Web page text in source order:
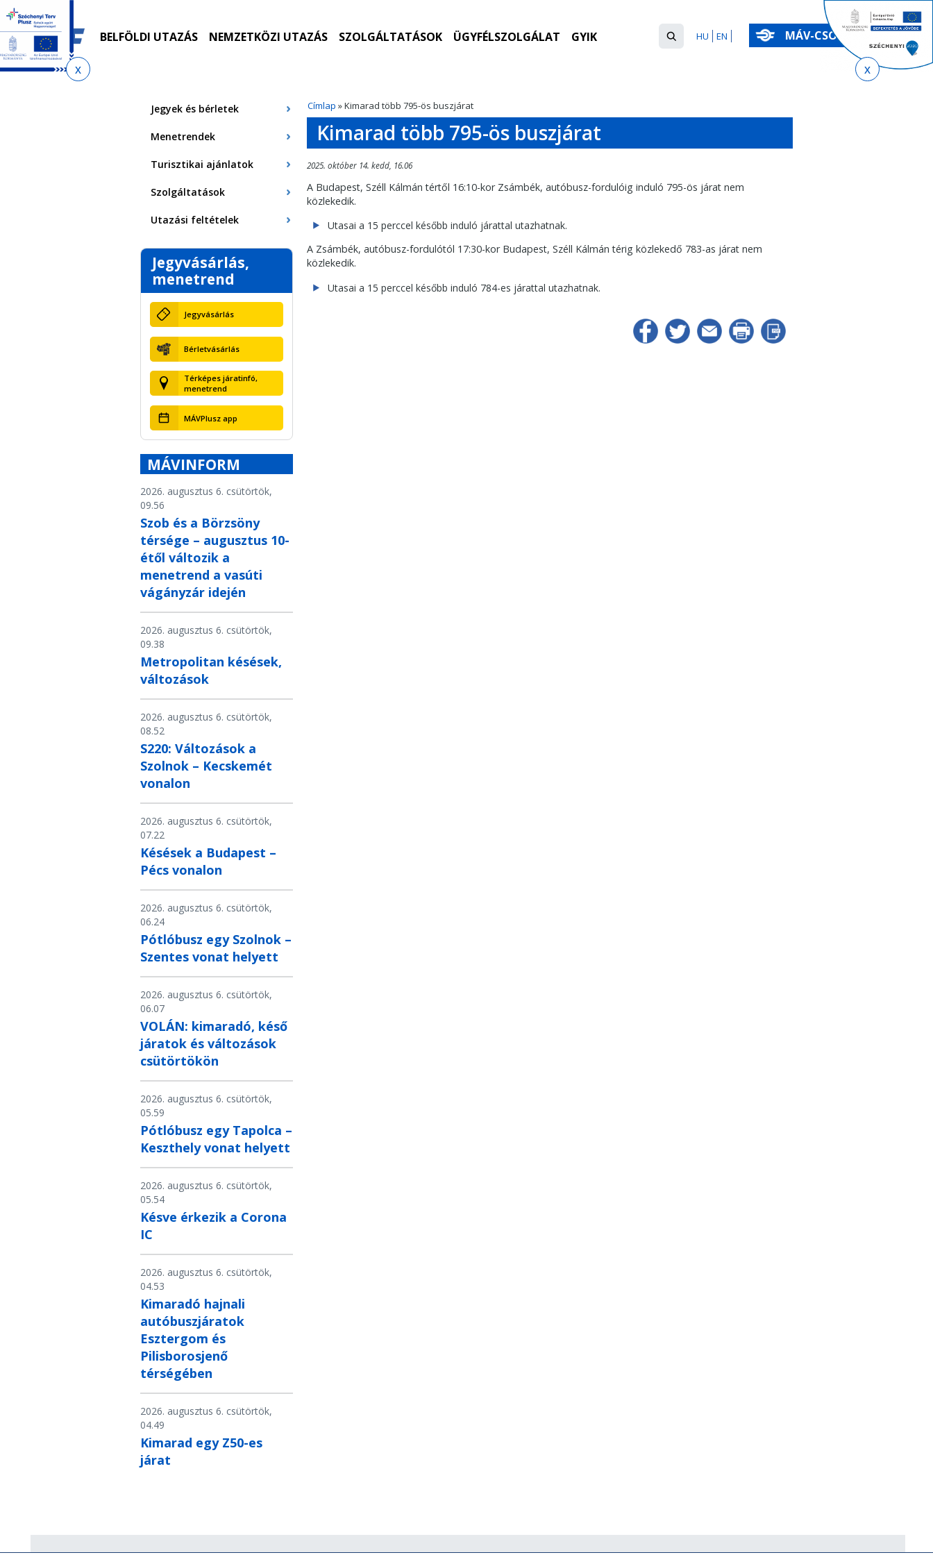
Ugrás
menetrendkeresőhöz
Ugrás
az
almenühöz
Ugrás
tartalomra
Ugrás
az
oldaltérképre
BELFÖLDI UTAZÁS NEMZETKÖZI UTAZÁS SZOLGÁLTATÁSOK ÜGYFÉLSZOLGÁLAT GYIK EN
HU
Keresés
űrlap
Keresés
MÁV-CSOPORT
Címlap » Kimarad több 795-ös buszjárat
Jegyek és bérletek
Menetrendek
Turisztikai ajánlatok
Szolgáltatások
Utazási feltételek
Jegyvásárlás,
menetrend
Jegyvásárlás
Bérletvásárlás
Térképes járatinfó,
menetrend
MÁVPlusz app
MÁVINFORM
2026. augusztus 6. csütörtök,
09.56
Szob és a Börzsöny
térsége – augusztus 10-
étől változik a
menetrend a vasúti
vágányzár idején
2026. augusztus 6. csütörtök,
09.38
Metropolitan késések,
változások
2026. augusztus 6. csütörtök,
08.52
S220: Változások a
Szolnok – Kecskemét
vonalon
2026. augusztus 6. csütörtök,
07.22
Késések a Budapest –
Pécs vonalon
2026. augusztus 6. csütörtök,
06.24
Pótlóbusz egy Szolnok –
Szentes vonat helyett
2026. augusztus 6. csütörtök,
06.07
VOLÁN: kimaradó, késő
járatok és változások
csütörtökön
2026. augusztus 6. csütörtök,
05.59
Pótlóbusz egy Tapolca –
Keszthely vonat helyett
2026. augusztus 6. csütörtök,
05.54
Késve érkezik a Corona
IC
2026. augusztus 6. csütörtök,
04.53
Kimaradó hajnali
autóbuszjáratok
Esztergom és
Pilisborosjenő
térségében
2026. augusztus 6. csütörtök,
04.49
Kimarad egy Z50-es
járat
Kimarad több 795-ös buszjárat
2025. október 14. kedd, 16.06
A Budapest, Széll Kálmán tértől 16:10-kor Zsámbék, autóbusz-fordulóig induló 795-ös járat nem
közlekedik.
Utasai a 15 perccel később induló járattal utazhatnak.
A Zsámbék, autóbusz-fordulótól 17:30-kor Budapest, Széll Kálmán térig közlekedő 783-as járat nem
közlekedik.
Utasai a 15 perccel később induló 784-es járattal utazhatnak.